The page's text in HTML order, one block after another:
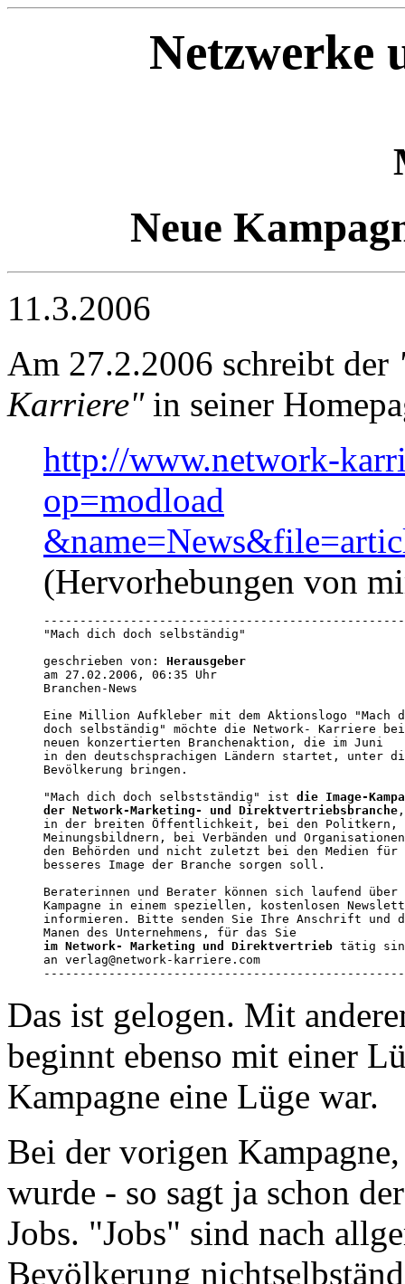
Netzwerke
Neue
11.3.2006
Am 27.2.2006 schreibt der
Karriere"in seiner
http://www.network-
op=modload
(Hervorhebungen von
"Mach dich doch selbständig"
geschrieben von: Herausgeber
am 27.02.2006, 06:35 Uhr
Branchen-News
Eine Million Aufkleber mit dem Aktionslogo "Mach
doch selbständig" möchte die Network- Karriere
neuen konzertierten Branchenaktion, die im Juni
in den deutschsprachigen Ländern startet, unter
Bevölkerung bringen.
"Mach dich doch selbstständig" ist die Image-
der Network-Marketing- und Direktvertriebsbranche
in der breiten Öffentlichkeit, bei den Politkern,
Meinungsbildnern, bei Verbänden und
den Behörden und nicht zuletzt bei den Medien
besseres Image der Branche sorgen soll.
Beraterinnen und Berater können sich laufend
Kampagne in einem speziellen, kostenlosen
informieren. Bitte senden Sie Ihre Anschrift und
im Network- Marketing und Direktvertrieb tätig
an verlag@network-karriere.com
Das ist gelogen. Mit
beginnt ebenso mit einer
Kampagne eine Lüge war.
Bei der vorigen
wurde - so sagt ja schon
Jobs. "Jobs" sind nach
Bevölkerung